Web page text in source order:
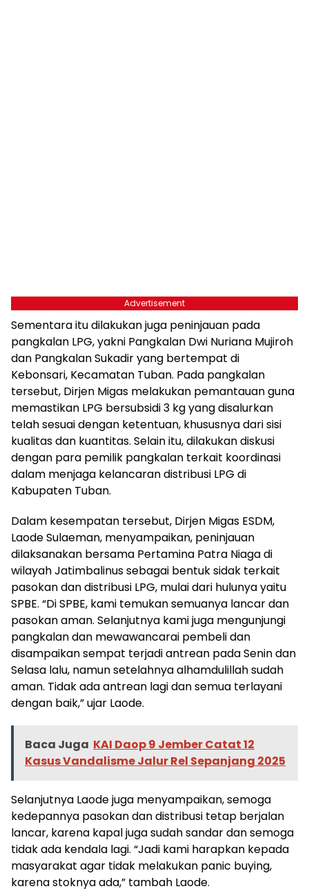
Advertisement
Sementara itu dilakukan juga peninjauan pada
pangkalan LPG, yakni Pangkalan Dwi Nuriana Mujiroh
dan Pangkalan Sukadir yang bertempat di
Kebonsari, Kecamatan Tuban. Pada pangkalan
tersebut, Dirjen Migas melakukan pemantauan guna
memastikan LPG bersubsidi 3 kg yang disalurkan
telah sesuai dengan ketentuan, khususnya dari sisi
kualitas dan kuantitas. Selain itu, dilakukan diskusi
dengan para pemilik pangkalan terkait koordinasi
dalam menjaga kelancaran distribusi LPG di
Kabupaten Tuban.
Dalam kesempatan tersebut, Dirjen Migas ESDM,
Laode Sulaeman, menyampaikan, peninjauan
dilaksanakan bersama Pertamina Patra Niaga di
wilayah Jatimbalinus sebagai bentuk sidak terkait
pasokan dan distribusi LPG, mulai dari hulunya yaitu
SPBE. “Di SPBE, kami temukan semuanya lancar dan
pasokan aman. Selanjutnya kami juga mengunjungi
pangkalan dan mewawancarai pembeli dan
disampaikan sempat terjadi antrean pada Senin dan
Selasa lalu, namun setelahnya alhamdulillah sudah
aman. Tidak ada antrean lagi dan semua terlayani
dengan baik,” ujar Laode.
Baca Juga KAI Daop 9 Jember Catat 12
Kasus Vandalisme Jalur Rel Sepanjang 2025
Selanjutnya Laode juga menyampaikan, semoga
kedepannya pasokan dan distribusi tetap berjalan
lancar, karena kapal juga sudah sandar dan semoga
tidak ada kendala lagi. “Jadi kami harapkan kepada
masyarakat agar tidak melakukan panic buying,
karena stoknya ada,” tambah Laode.